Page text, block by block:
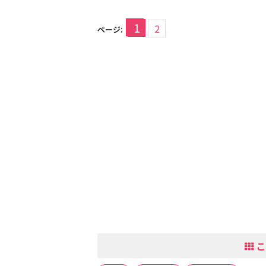
ページ: 1 2